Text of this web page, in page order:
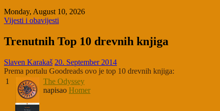
Monday, August 10, 2026
Vijesti i obavijesti
Trenutnih Top 10 drevnih knjiga
Slaven Karakaš 20. September 2014
Prema portalu Goodreads ovo je top 10 drevnih knjiga:
1
The Odyssey
napisao Homer